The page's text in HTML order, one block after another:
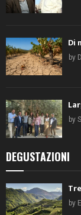
Di
by
by
DEGUSTAZIONI
by